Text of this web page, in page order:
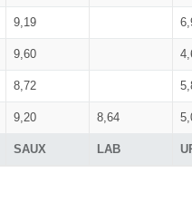
SAUX LAB
9,19
9,60
8,72
9,20 8,64